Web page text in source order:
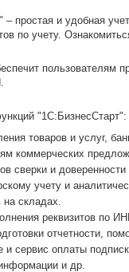
простая и удобная
по учету.
пользователям
"1С:БизнесСтарт":
товаров и услуг,
коммерческих
сверки и доверенности
учету и
складах.
реквизитов по
отчетности,
сервис оплаты
и др.